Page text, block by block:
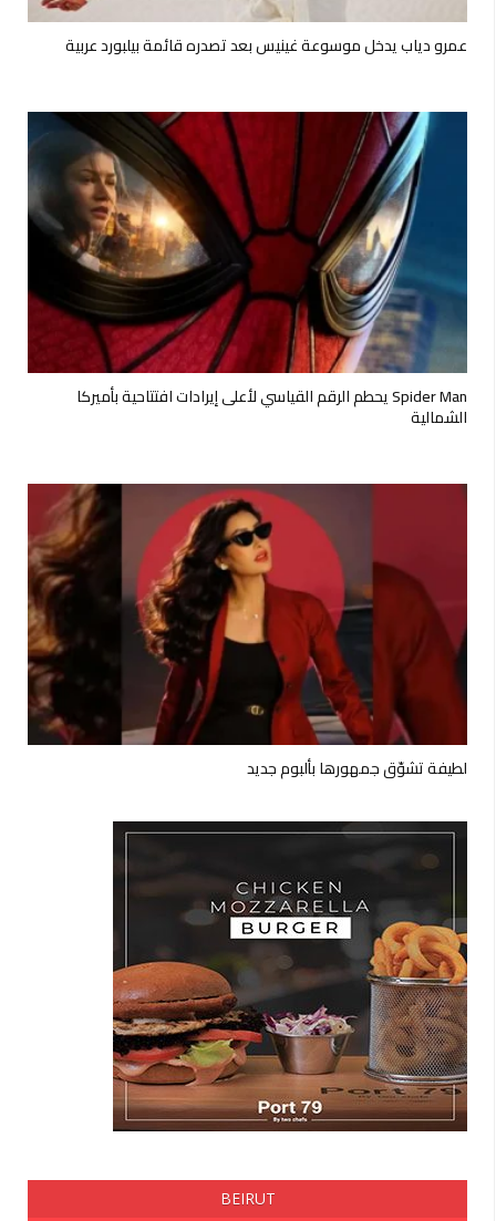
عمرو دياب يدخل موسوعة غينيس بعد تصدره قائمة بيلبورد عربية
Spider Man يحطم الرقم القياسي لأعلى إيرادات افتتاحية بأميركا
الشمالية
لطيفة تشوّق جمهورها بألبوم جديد
BEIRUT